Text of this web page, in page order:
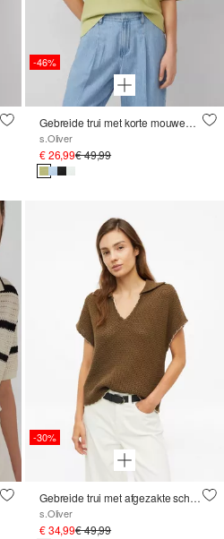
-46%
Gebreide trui met korte mouwen van katoenmix
s.Oliver
€ 26,99€ 49,99
-30%
Gebreide trui met afgezakte schouders en polokraag
s.Oliver
€ 34,99€ 49,99